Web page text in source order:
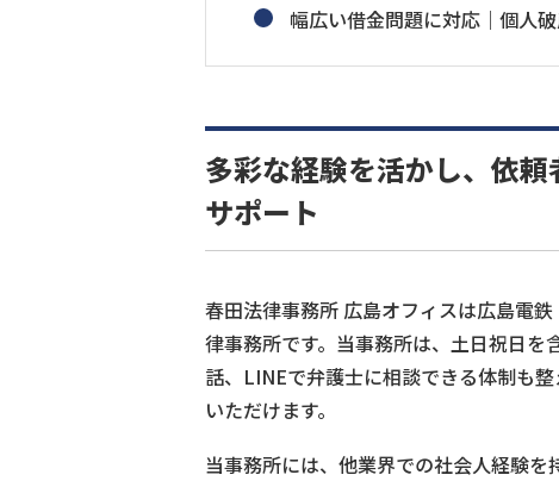
幅広い借金問題に対応｜個人
多彩な経験を活かし、依
サポート
春田法律事務所 広島オフィスは広島電
律事務所です。当事務所は、土日祝日
話、LINEで弁護士に相談できる体制も
いただけます。
当事務所には、他業界での社会人経験